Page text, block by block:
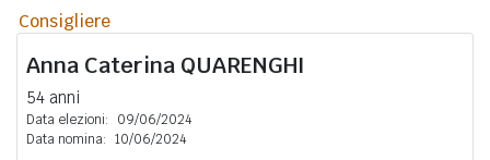
Consigliere
Anna Caterina QUARENGHI
54 anni
Data elezioni:
09/06/2024
Data nomina: 10/06/2024